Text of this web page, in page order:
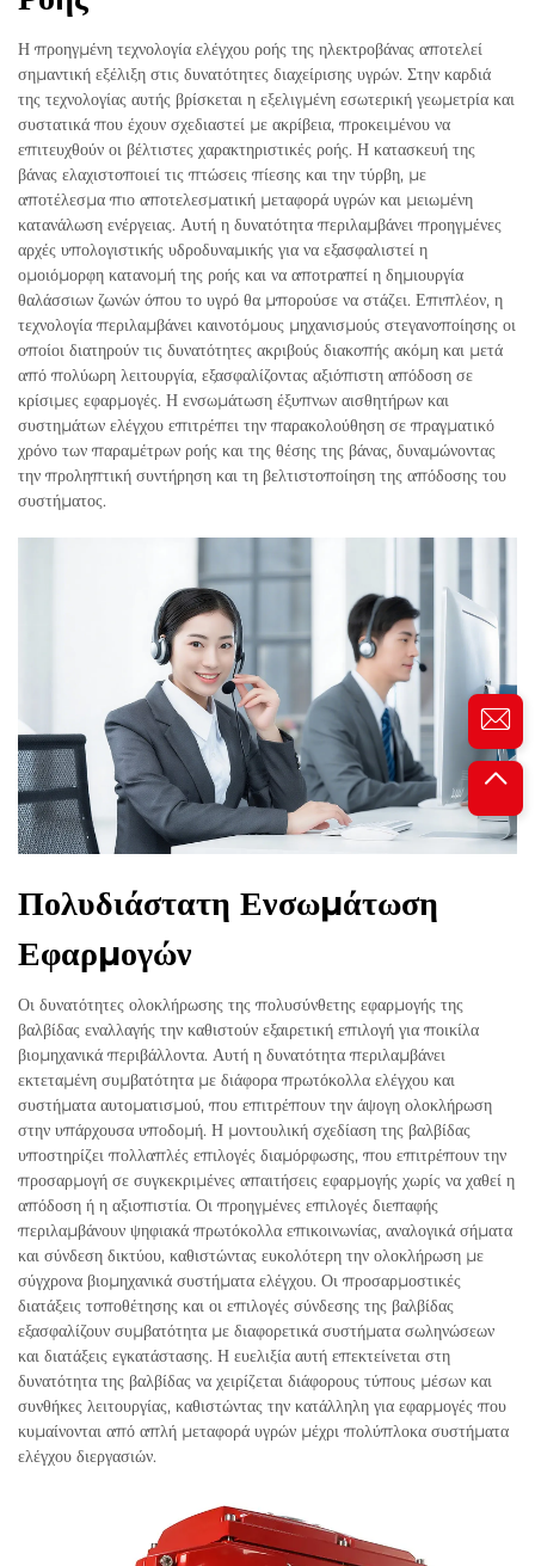
Η προηγμένη τεχνολογία ελέγχου ροής της ηλεκτροβάνας αποτελεί
σημαντική εξέλιξη στις δυνατότητες διαχείρισης υγρών. Στην καρδιά
της τεχνολογίας αυτής βρίσκεται η εξελιγμένη εσωτερική γεωμετρία και
συστατικά που έχουν σχεδιαστεί με ακρίβεια, προκειμένου να
επιτευχθούν οι βέλτιστες χαρακτηριστικές ροής. Η κατασκευή της
βάνας ελαχιστοποιεί τις πτώσεις πίεσης και την τύρβη, με
αποτέλεσμα πιο αποτελεσματική μεταφορά υγρών και μειωμένη
κατανάλωση ενέργειας. Αυτή η δυνατότητα περιλαμβάνει προηγμένες
αρχές υπολογιστικής υδροδυναμικής για να εξασφαλιστεί η
ομοιόμορφη κατανομή της ροής και να αποτραπεί η δημιουργία
θαλάσσιων ζωνών όπου το υγρό θα μπορούσε να στάζει. Επιπλέον, η
τεχνολογία περιλαμβάνει καινοτόμους μηχανισμούς στεγανοποίησης οι
οποίοι διατηρούν τις δυνατότητες ακριβούς διακοπής ακόμη και μετά
από πολύωρη λειτουργία, εξασφαλίζοντας αξιόπιστη απόδοση σε
κρίσιμες εφαρμογές. Η ενσωμάτωση έξυπνων αισθητήρων και
συστημάτων ελέγχου επιτρέπει την παρακολούθηση σε πραγματικό
χρόνο των παραμέτρων ροής και της θέσης της βάνας, δυναμώνοντας
την προληπτική συντήρηση και τη βελτιστοποίηση της απόδοσης του
συστήματος.
Πολυδιάστατη Ενσωμάτωση
Εφαρμογών
Οι δυνατότητες ολοκλήρωσης της πολυσύνθετης εφαρμογής της
βαλβίδας εναλλαγής την καθιστούν εξαιρετική επιλογή για ποικίλα
βιομηχανικά περιβάλλοντα. Αυτή η δυνατότητα περιλαμβάνει
εκτεταμένη συμβατότητα με διάφορα πρωτόκολλα ελέγχου και
συστήματα αυτοματισμού, που επιτρέπουν την άψογη ολοκλήρωση
στην υπάρχουσα υποδομή. Η μοντουλική σχεδίαση της βαλβίδας
υποστηρίζει πολλαπλές επιλογές διαμόρφωσης, που επιτρέπουν την
προσαρμογή σε συγκεκριμένες απαιτήσεις εφαρμογής χωρίς να χαθεί η
απόδοση ή η αξιοπιστία. Οι προηγμένες επιλογές διεπαφής
περιλαμβάνουν ψηφιακά πρωτόκολλα επικοινωνίας, αναλογικά σήματα
και σύνδεση δικτύου, καθιστώντας ευκολότερη την ολοκλήρωση με
σύγχρονα βιομηχανικά συστήματα ελέγχου. Οι προσαρμοστικές
διατάξεις τοποθέτησης και οι επιλογές σύνδεσης της βαλβίδας
εξασφαλίζουν συμβατότητα με διαφορετικά συστήματα σωληνώσεων
και διατάξεις εγκατάστασης. Η ευελιξία αυτή επεκτείνεται στη
δυνατότητα της βαλβίδας να χειρίζεται διάφορους τύπους μέσων και
συνθήκες λειτουργίας, καθιστώντας την κατάλληλη για εφαρμογές που
κυμαίνονται από απλή μεταφορά υγρών μέχρι πολύπλοκα συστήματα
ελέγχου διεργασιών.